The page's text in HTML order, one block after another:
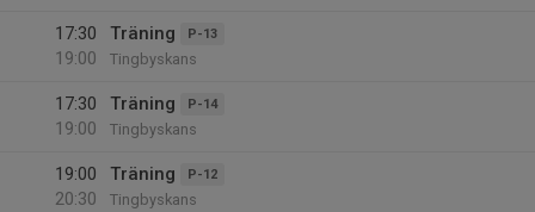
17:30
19:00
Träning P-13
Tingbyskans
17:30
19:00
Träning P-14
Tingbyskans
19:00
20:30
Träning P-12
Tingbyskans